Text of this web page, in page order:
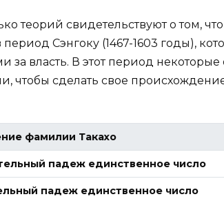
теорий свидетельствуют о том,
период Сэнгоку (1467-1603 годы),
за власть. В этот период
чтобы сделать свое
фамилии Такахо
падеж единственное число
падеж единственное число